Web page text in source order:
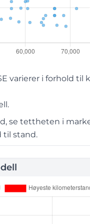
varierer i forhold til
se tettheten i
til stand.